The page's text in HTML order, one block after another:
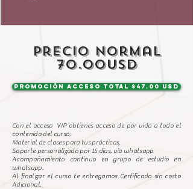
precio normal
70.00usd
PROMOCIÓN ACCESO TOTAL $47.00 USD
Con el acceso VIP obtienes acceso de por vida a todo el
contenido del curso,
Material de clases para tusprácticas,
Soporte personalizado por 15 días, vía whatsapp
Acompañamiento continuo en grupo de estudio en
whatsapp.
Al finalizar el curso te entregamos Certificado sin costo
Adicional.